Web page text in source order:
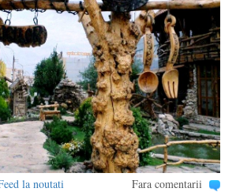
la noutati Fara comentarii